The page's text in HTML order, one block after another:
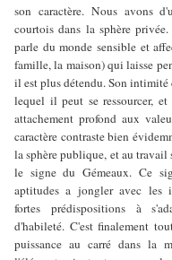
son caractère. Nous avons
courtois dans la sphère
parle du monde sensible et
famille, la maison) qui laisse
il est plus détendu. Son intimité
lequel il peut se ressourcer, et
attachement profond aux
caractère contraste bien
la sphère publique, et au
le signe du Gémeaux. Ce
aptitudes a jongler avec les
fortes prédispositions à
d'habileté. C'est finalement
puissance au carré dans la